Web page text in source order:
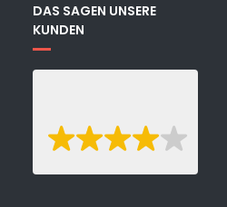
DAS SAGEN UNSERE
KUNDEN